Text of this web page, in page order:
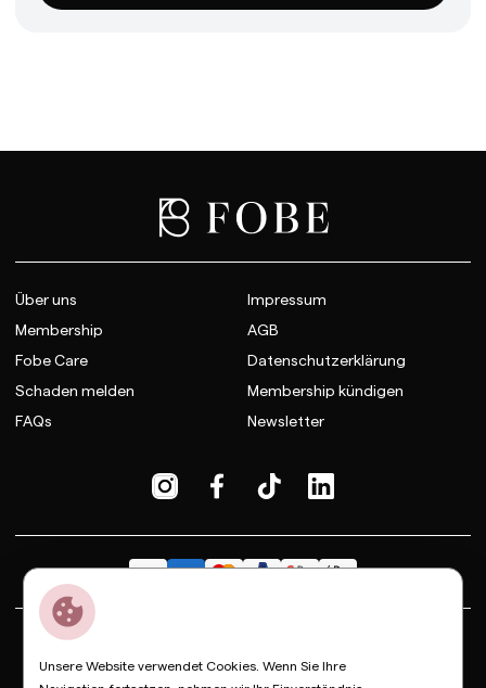
Über uns
Membership
Fobe Care
Schaden melden
FAQs
Impressum
AGB
Datenschutzerklärung
Membership kündigen
Newsletter
Dior
Saint Laurent
Prada Balenciaga Loewe
Unsere Website verwendet Cookies. Wenn Sie Ihre